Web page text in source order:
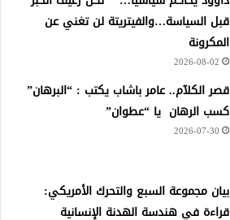
قبل السياسة…والفيتريتة لن تغني عن
المكرونة
2026-08-02
قصر الكلآم.. عامر باشاب يكتب : “البرهان”
كسب الرهان يا “عطوان”
2026-07-30
بيان مجموعة السبع والتحرك الأمريكي:
قراءة في هندسة الهدنة الإنسانية